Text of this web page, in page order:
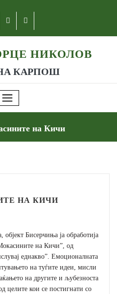
НИКОЛОВ
КАРПОШ
на Кичи
НА КИЧИ
објект Бисерчиња ја обработија
на Кичи”, од
еднакво”. Емоционалната
на туѓите идеи, мисли
на другите и љубезноста
целите кои се постигнати со